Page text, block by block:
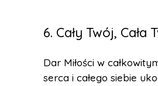
6. Cały Twój, Cała
Dar Miłości w
serca i całego siebie